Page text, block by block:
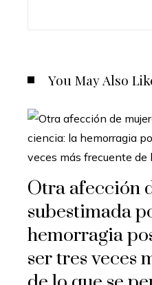
You May Also
Otra afección
subestimada
hemorragia
ser tres veces